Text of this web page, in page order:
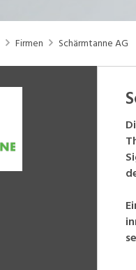
Firmen Schärmtanne AG